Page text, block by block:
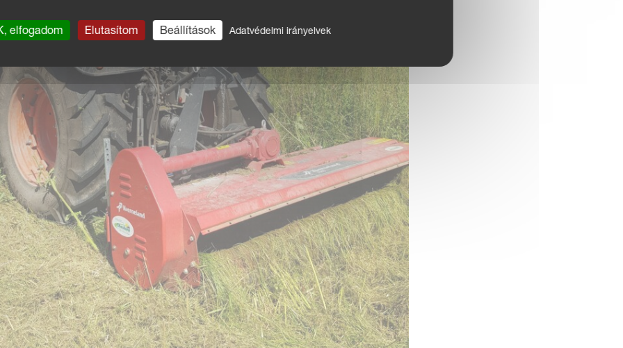
elfogadom Elutasítom Beállítások Adatvédelmi irányelvek